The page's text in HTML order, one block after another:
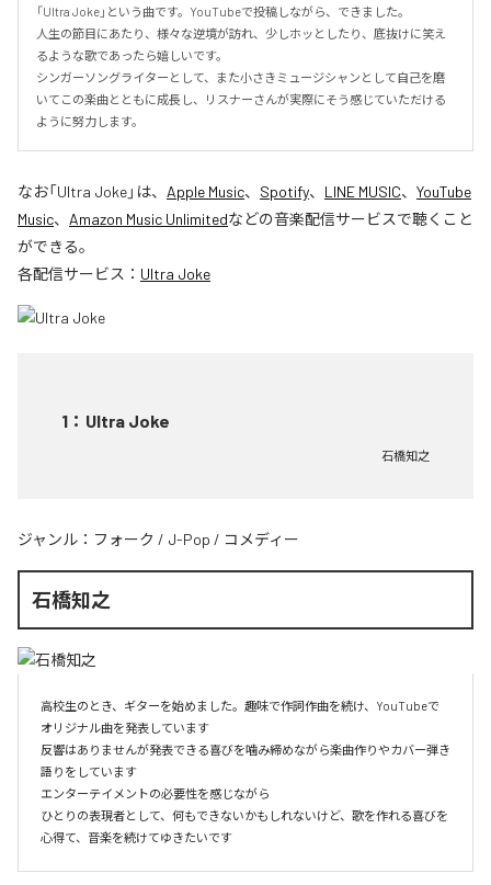
「Ultra Joke」という曲です。YouTubeで投稿しながら、できました。
人生の節目にあたり、様々な逆境が訪れ、少しホッとしたり、底抜けに笑え
るような歌であったら嬉しいです。
シンガーソングライターとして、また小さきミュージシャンとして自己を磨
いてこの楽曲とともに成長し、リスナーさんが実際にそう感じていただける
ように努力します。
なお「Ultra Joke」は、 Apple Music、 Spotify、 LINE MUSIC、 YouTube
Music、 Amazon Music Unlimitedなどの音楽配信サービスで聴くこと
ができる。
各配信サービス： Ultra Joke
1 ： Ultra Joke
石橋知之
ジャンル： フォーク / J-Pop / コメディー
石橋知之
高校生のとき、ギターを始めました。趣味で作詞作曲を続け、YouTubeで
オリジナル曲を発表しています
反響はありませんが発表できる喜びを噛み締めながら楽曲作りやカバー弾き
語りをしています
エンターテイメントの必要性を感じながら
ひとりの表現者として、何もできないかもしれないけど、歌を作れる喜びを
心得て、音楽を続けてゆきたいです